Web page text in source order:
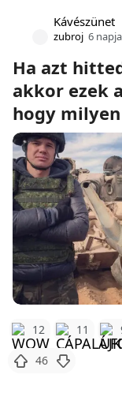
Kávészünet
zubroj 6 napja
Ha azt
akkor ezek
hogy
12 11
46